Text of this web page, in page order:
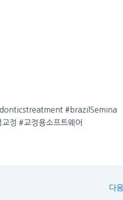
#brazilSemina
#교정용소프트웨어
다